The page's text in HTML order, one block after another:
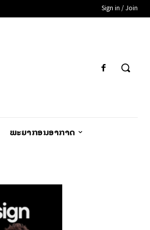
Sign in / Join
ພະຍາກອນອາກາດ